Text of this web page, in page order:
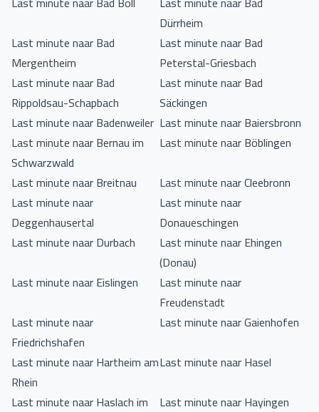
Dürrheim
Last minute naar Bad
Mergentheim
Last minute naar Bad
Peterstal-Griesbach
Last minute naar Bad
Rippoldsau-Schapbach
Last minute naar Bad
Säckingen
Last minute naar Badenweiler Last minute naar Baiersbronn
Last minute naar Bernau im
Schwarzwald
Last minute naar Böblingen
Last minute naar Breitnau
Last minute naar Cleebronn
Last minute naar
Deggenhausertal
Last minute naar
Donaueschingen
Last minute naar Durbach
Last minute naar Ehingen
(Donau)
Last minute naar Eislingen
Last minute naar
Freudenstadt
Last minute naar
Friedrichshafen
Last minute naar Gaienhofen
Last minute naar Hartheim am
Rhein
Last minute naar Hasel
Last minute naar Haslach im Last minute naar Hayingen